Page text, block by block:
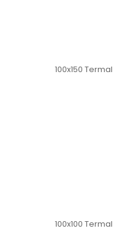
100x150 Termal
100x100 Termal